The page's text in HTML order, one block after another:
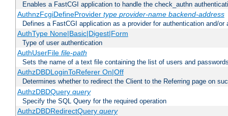
Enables a FastCGI application to handle the check_authn
AuthnzFcgiDefineProvider type provider-name backend-address
Defines a FastCGI application as a provider for authentication and/or
AuthType None|Basic|Digest|Form
Type of user authentication
AuthUserFile file-path
Sets the name of a text file containing the list of users and
AuthzDBDLoginToReferer On|Off
Determines whether to redirect the Client to the Referring page on
AuthzDBDQuery query
Specify the SQL Query for the required operation
AuthzDBDRedirectQuery query